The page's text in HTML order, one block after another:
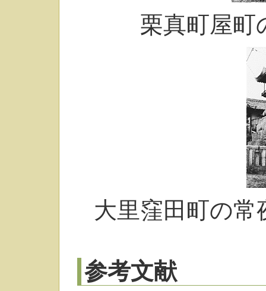
栗真町屋町
大里窪田町の常
参考文献